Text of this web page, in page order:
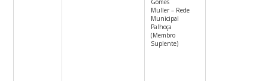
Muller – Rede
Municipal
Palhoça
(Membro
Suplente)